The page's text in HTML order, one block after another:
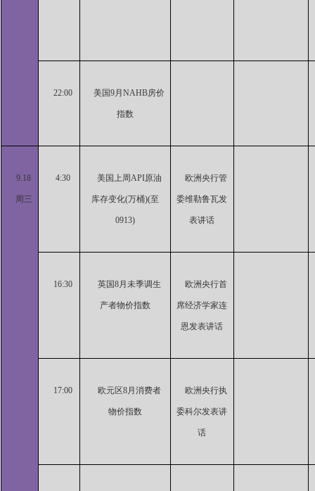
22:00 美国9月NAHB房价
指数
9.18
周三
4:30 美国上周API原油
库存变化(万桶)(至
0913)
欧洲央行管
委维勒鲁瓦发
表讲话
16:30 英国8月未季调生
产者物价指数
欧洲央行首
席经济学家连
恩发表讲话
17:00 欧元区8月消费者
物价指数
欧洲央行执
委科尔发表讲
话